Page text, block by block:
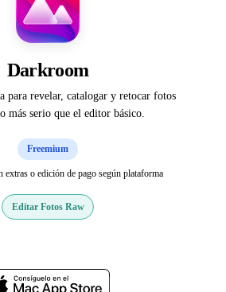
Darkroom
para revelar, catalogar y retocar fotos
más serio que el editor básico.
Freemium
extras o edición de pago según plataforma
Editar Fotos Raw